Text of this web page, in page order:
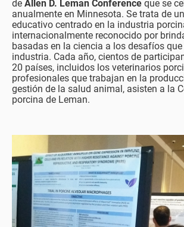
de Allen D. Leman Conference que se
anualmente en Minnesota. Se trata de
educativo centrado en la industria
internacionalmente reconocido por
basadas en la ciencia a los desafíos
industria. Cada año, cientos de
20 países, incluidos los veterinarios
profesionales que trabajan en la
gestión de la salud animal, asisten a la
porcina de Leman.